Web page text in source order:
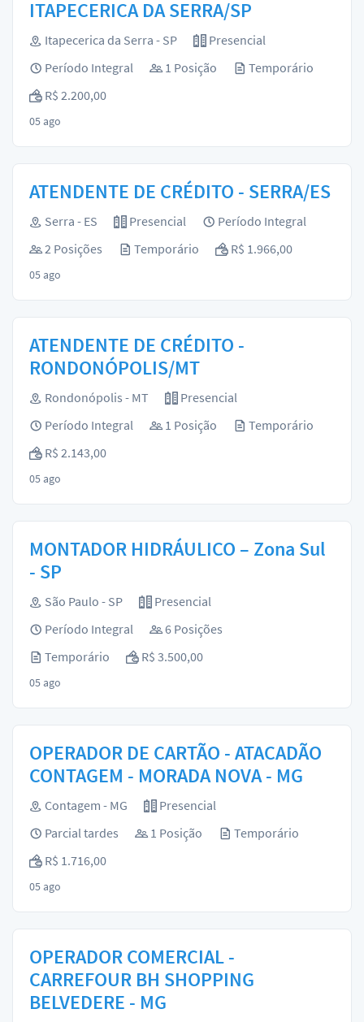
ITAPECERICA DA SERRA/SP
Itapecerica da Serra - SP
Presencial
Período Integral
1 Posição
Temporário
R$ 2.200,00
05 ago
ATENDENTE DE CRÉDITO - SERRA/ES
Serra - ES Presencial
Período Integral
2 Posições
Temporário R$ 1.966,00
05 ago
ATENDENTE DE CRÉDITO -
RONDONÓPOLIS/MT
Rondonópolis - MT
Presencial
Período Integral
1 Posição
Temporário
R$ 2.143,00
05 ago
MONTADOR HIDRÁULICO – Zona Sul
- SP
São Paulo - SP
Presencial
Período Integral
6 Posições
Temporário
R$ 3.500,00
05 ago
OPERADOR DE CARTÃO - ATACADÃO
CONTAGEM - MORADA NOVA - MG
Contagem - MG
Presencial
Parcial tardes
1 Posição
Temporário
R$ 1.716,00
05 ago
OPERADOR COMERCIAL -
CARREFOUR BH SHOPPING
BELVEDERE - MG